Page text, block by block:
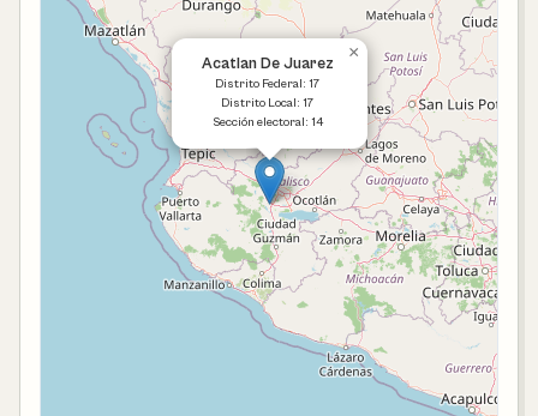
Acatlan De Juarez
Distrito Federal: 17
Distrito Local: 17
Sección electoral: 14
×